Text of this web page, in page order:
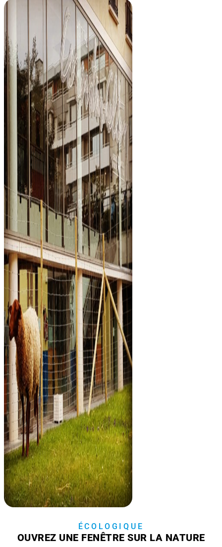
ÉCOLOGIQUE
OUVREZ UNE FENÊTRE SUR LA NATURE